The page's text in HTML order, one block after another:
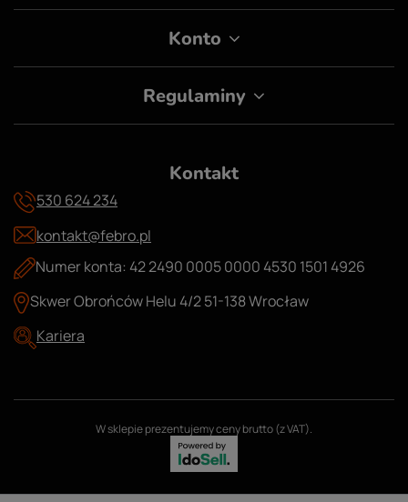
Konto
Regulaminy
Kontakt
530 624 234
kontakt@febro.pl
Numer konta: 42 2490 0005 0000 4530 1501 4926
Skwer Obrońców Helu 4/2 51-138 Wrocław
Kariera
W sklepie prezentujemy ceny brutto (z VAT).